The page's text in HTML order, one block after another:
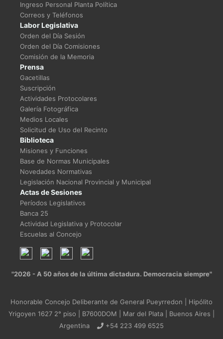
Ingreso Personal Planta Política
Correos y Teléfonos
Labor Legislativa
Orden del Día Sesión
Orden del Día Comisiones
Comisión de la Memoria
Prensa
Gacetillas
Suscripción
Actividades Protocolares
Galería Fotográfica
Medios Locales
Solicitud de Uso del Recinto
Biblioteca
Misiones y Funciones
Base de Normas Municipales
Novedades Normativas
Legislación Nacional Provincial y Municipal
Actas de Sesiones
Períodos Legislativos
Banca 25
Actividad Legislativa y Protocolar
Escuelas al Concejo
"2026 - A 50 años de la última dictadura. Democracia siempre"
Honorable Concejo Deliberante de General Pueyrredon | Hipólito
Yrigoyen 1627 2° piso | B7600DOM | Mar del Plata | Buenos Aires |
Argentina
+54 223 499 6525